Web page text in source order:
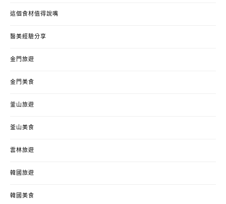
這個食材值得說嘴
醫美經驗分享
金門旅遊
金門美食
釜山旅遊
釜山美食
雲林旅遊
韓國旅遊
韓國美食